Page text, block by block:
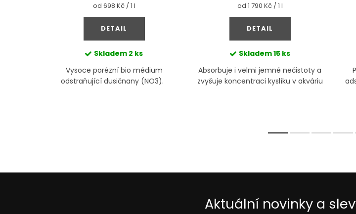
Měrná
cena:
od 698 Kč / 1 l
DETAIL
Skladem 2 ks
Vysoce porézní bio médium
odstraňující dusičnany (NO3).
Měrná
cena:
od 1 790 Kč / 1 l
DETAIL
Skladem15 ks
Absorbuje i velmi jemné nečistoty a
zvyšuje koncentraci kyslíku v akváriu
Aktuální novinky a